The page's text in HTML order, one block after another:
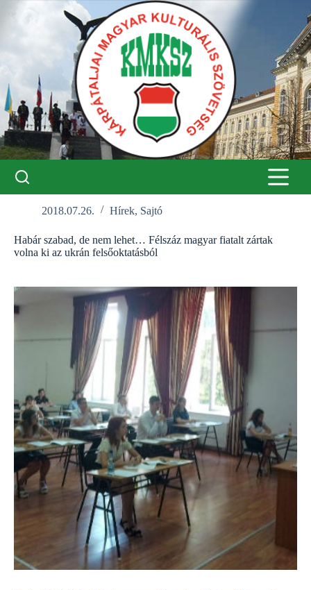
2018.07.26. Hírek, Sajtó
Habár szabad, de nem lehet… Félszáz magyar fiatalt zártak
volna ki az ukrán felsőoktatásból